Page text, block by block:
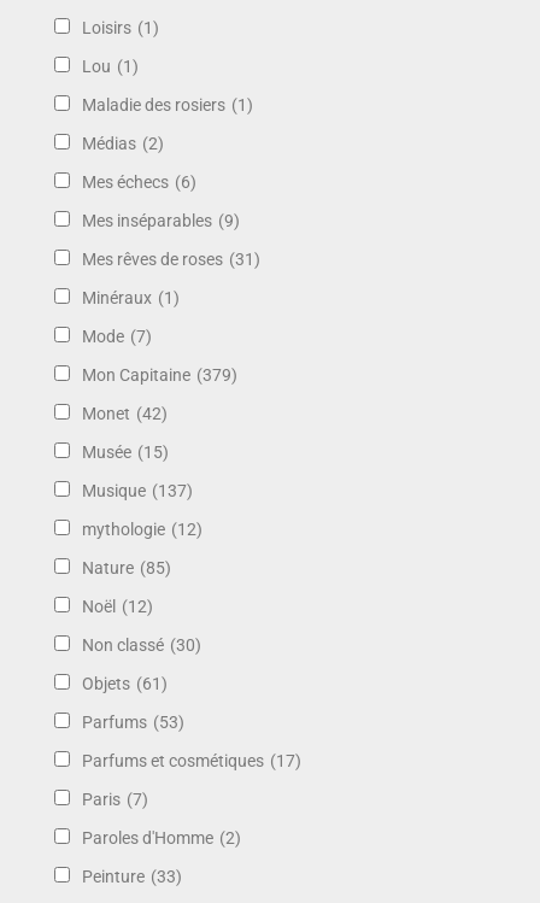
Loisirs (1)
Lou (1)
Maladie des rosiers (1)
Médias (2)
Mes échecs (6)
Mes inséparables (9)
Mes rêves de roses (31)
Minéraux (1)
Mode (7)
Mon Capitaine (379)
Monet (42)
Musée (15)
Musique (137)
mythologie (12)
Nature (85)
Noël (12)
Non classé (30)
Objets (61)
Parfums (53)
Parfums et cosmétiques (17)
Paris (7)
Paroles d'Homme (2)
Peinture (33)